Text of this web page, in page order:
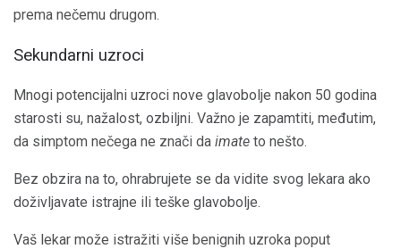
prema nečemu drugom.
Sekundarni uzroci
Mnogi potencijalni uzroci nove glavobolje nakon 50 godina
starosti su, nažalost, ozbiljni. Važno je zapamtiti, međutim,
da simptom nečega ne znači da imate to nešto.
Bez obzira na to, ohrabrujete se da vidite svog lekara ako
doživljavate istrajne ili teške glavobolje.
Vaš lekar može istražiti više benignih uzroka poput